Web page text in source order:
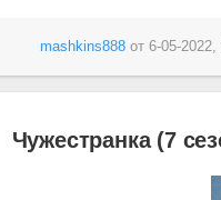
mashkins888от 6-05-2022,
Чужестранка (7